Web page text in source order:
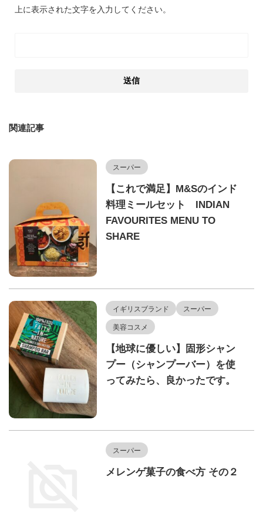
上に表示された文字を入力してください。
関連記事
スーパー
【これで満足】M&Sのインド
料理ミールセット INDIAN
FAVOURITES MENU TO
SHARE
イギリスブランド
スーパー
美容コスメ
【地球に優しい】固形シャン
プー（シャンプーバー）を使
ってみたら、良かったです。
スーパー
メレンゲ菓子の食べ方 その２